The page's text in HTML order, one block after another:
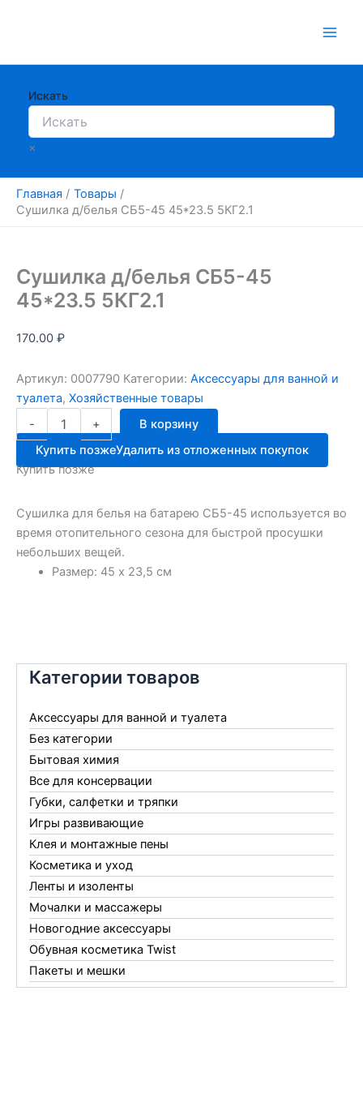
Искать
×
Главная
Товары
Сушилка д/белья СБ5-45 45*23.5 5КГ2.1
Категории товаров
Аксессуары для ванной и туалета
Без категории
Бытовая химия
Все для консервации
Губки, салфетки и тряпки
Игры развивающие
Клея и монтажные пены
Косметика и уход
Ленты и изоленты
Мочалки и массажеры
Новогодние аксессуары
Обувная косметика Twist
Пакеты и мешки
Перчатки
Сушилка д/белья СБ5-45
45*23.5 5КГ2.1
170.00 ₽
Артикул: 0007790 Категории: Аксессуары для ванной и
туалета, Хозяйственные товары
-
Количество
товара
Сушилка
д/
белья
45
45*23.5
5КГ2.1
+
В корзину
Купить позжеУдалить из отложенных покупок
Купить позже
Сушилка для белья на батарею СБ5-45 используется во
время отопительного сезона для быстрой просушки
небольших вещей.
Размер: 45 х 23,5 см